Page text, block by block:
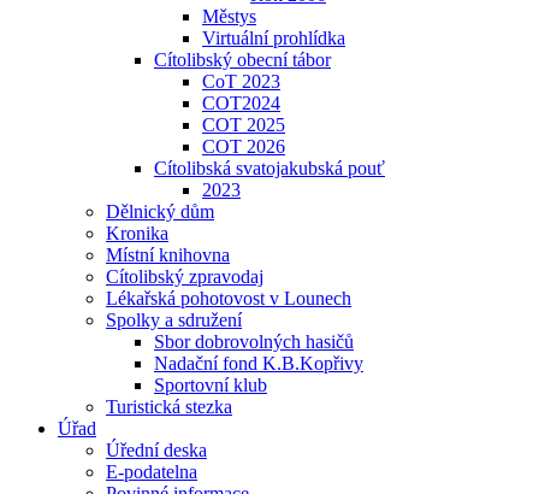
Městys
Virtuální prohlídka
Cítolibský obecní tábor
CoT 2023
COT2024
COT 2025
COT 2026
Cítolibská svatojakubská pouť
2023
Dělnický dům
Kronika
Místní knihovna
Cítolibský zpravodaj
Lékařská pohotovost v Lounech
Spolky a sdružení
Sbor dobrovolných hasičů
Nadační fond K.B.Kopřivy
Sportovní klub
Turistická stezka
Úřad
Úřední deska
E-podatelna